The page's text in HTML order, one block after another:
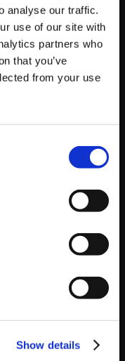
analyse our traffic.
use of our site with
partners who
that you’ve
from your use
Show details
ターハンタース
運命の双竜～